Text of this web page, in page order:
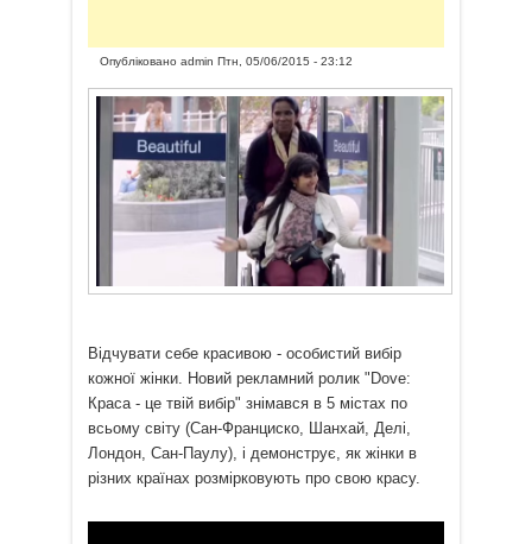
Опублікованоadmin Птн, 05/06/2015 - 23:12
Відчувати себе красивою - особистий вибір
кожної жінки. Новий рекламний ролик "Dove:
Краса - це твій вибір" знімався в 5 містах по
всьому світу (Сан-Франциско, Шанхай, Делі,
Лондон, Сан-Паулу), і демонструє, як жінки в
різних країнах розмірковують про свою красу.